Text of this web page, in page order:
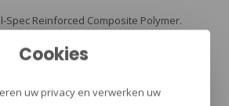
Spec Reinforced Composite Polymer.
Rest.
voor de SH-5.
de losse Buffer tube eenvoudig te
Cookies
uw privacy en verwerken uw